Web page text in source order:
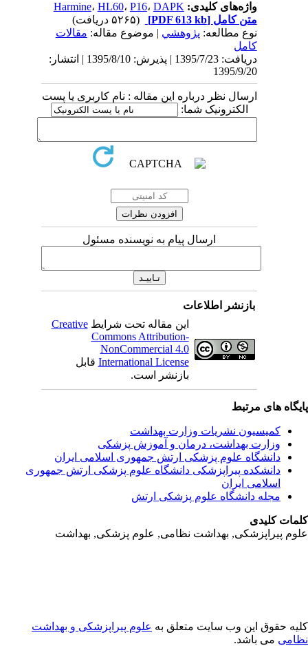
واژه‌های کلیدی: Harmine،HL60،P16،DAPK
متن کامل[PDF 613 kb]
نوع مطالعه:پژوهشي| موضوع مقاله:مقالات
کامل
دریافت: 1395/7/23 | پذیرش: 1395/8/10 | انتشار:
1395/9/20
ارسال نظر درباره این مقاله : نام کاربری یا پست
الکترونیک شما:
ارسال پیام به نویسنده مسئول
بازنشر اطلاعات
این مقاله تحت شرایطCreative
Commons Attribution-
NonCommercial 4.0
International Licenseقابل
بازنشر است.
های مرتبط
کمیسیون نشریات وزارت بهداشت
وزارت بهداشت، درمان و آموزش پزشکی
دانشگاه علوم پزشکی ارتش جمهوری اسلامی ایران
دانشکده پیراپزشکی دانشگاه علوم پزشکی ارتش جمهوری
اسلامی ایران
مجله دانشگاه علوم پزشکی ارتش
کلیدی
پیراپزشکی, بهداشت نظامی, علوم پزشکی, بهداشت
حقوق این وب سایت متعلق بهعلوم پیراپزشکی و بهداشت
می باشد.